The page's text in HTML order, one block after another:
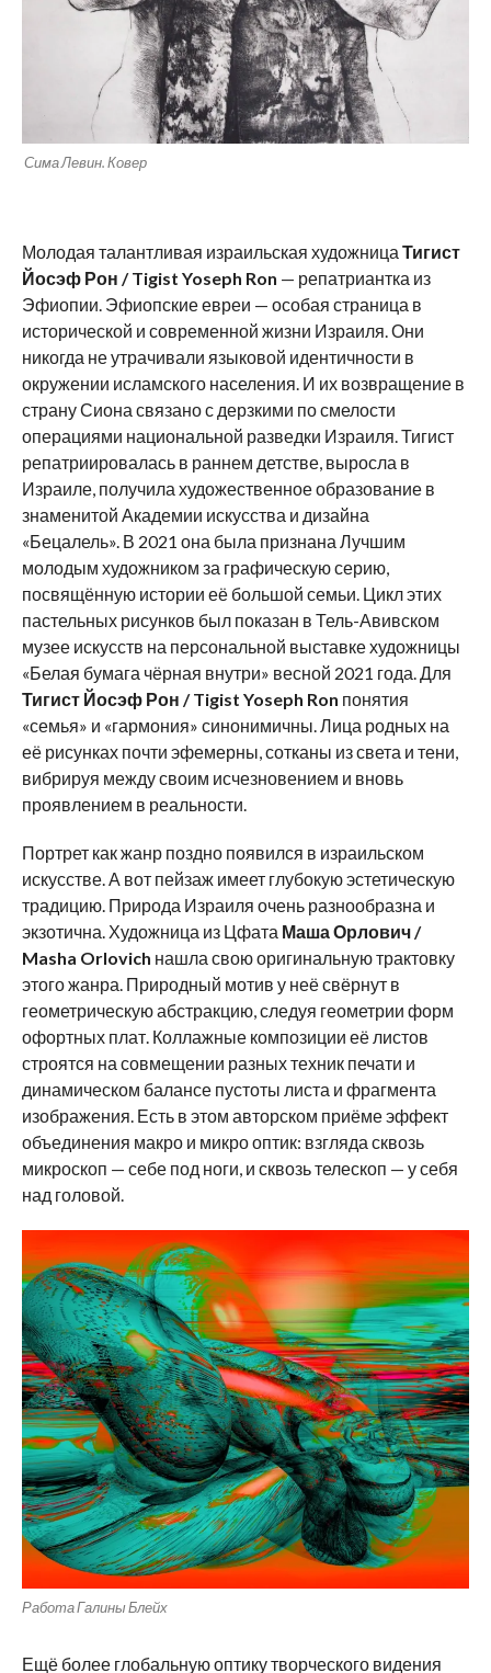
Сима Левин. Ковер
Молодая талантливая израильская художница Тигист
Йосэф Рон /Tigist Yoseph Ron — репатриантка из
Эфиопии. Эфиопские евреи — особая страница в
исторической и современной жизни Израиля. Они
никогда не утрачивали языковой идентичности в
окружении исламского населения. И их возвращение в
страну Сиона связано с дерзкими по смелости
операциями национальной разведки Израиля. Тигист
репатриировалась в раннем детстве, выросла в
Израиле, получила художественное образование в
знаменитой Академии искусства и дизайна
«Бецалель». В 2021 она была признана Лучшим
молодым художником за графическую серию,
посвящённую истории её большой семьи. Цикл этих
пастельных рисунков был показан в Тель-Авивском
музее искусств на персональной выставке художницы
«Белая бумага чёрная внутри» весной 2021 года. Для
Тигист Йосэф Рон /Tigist Yoseph Ron понятия
«семья» и «гармония» синонимичны. Лица родных на
её рисунках почти эфемерны, сотканы из света и тени,
вибрируя между своим исчезновением и вновь
проявлением в реальности.
Портрет как жанр поздно появился в израильском
искусстве. А вот пейзаж имеет глубокую эстетическую
традицию. Природа Израиля очень разнообразна и
экзотична. Художница из Цфата Маша Орлович /
Masha Orlovich нашла свою оригинальную трактовку
этого жанра. Природный мотив у неё свёрнут в
геометрическую абстракцию, следуя геометрии форм
офортных плат. Коллажные композиции её листов
строятся на совмещении разных техник печати и
динамическом балансе пустоты листа и фрагмента
изображения. Есть в этом авторском приёме эффект
объединения макро и микро оптик: взгляда сквозь
микроскоп — себе под ноги, и сквозь телескоп — у себя
над головой.
Работа Галины Блейх
Ещё более глобальную оптику творческого видения